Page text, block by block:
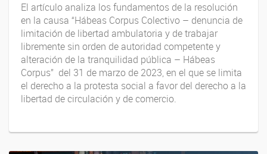
El artículo analiza los fundamentos de la resolución
en la causa “Hábeas Corpus Colectivo – denuncia de
limitación de libertad ambulatoria y de trabajar
libremente sin orden de autoridad competente y
alteración de la tranquilidad pública – Hábeas
Corpus” del 31 de marzo de 2023, en el que se limita
el derecho a la protesta social a favor del derecho a la
libertad de circulación y de comercio.